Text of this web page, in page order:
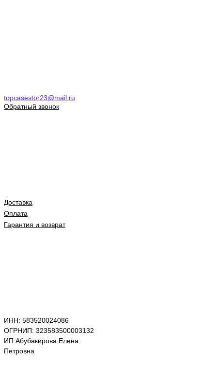
topcasestor23@mail.ru
Обратный звонок
Доставка
Оплата
Гарантия и возврат
ИНН: 583520024086
ОГРНИП: 323583500003132
ИП Абубакирова Елена
Петровна